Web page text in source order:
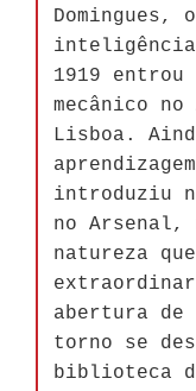
Domingues,
inteligência
1919
mecânico
Lisboa.
introduziu
no Arsenal,
natureza
abertura de
torno se
biblioteca